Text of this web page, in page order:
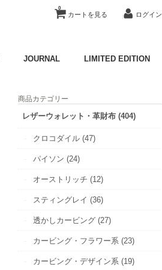
カートを見る
0
ログイン
JOURNAL LIMITED EDITION
商品カテゴリー
レザーウォレット・革財布 (404)
クロコダイル (47)
パイソン (24)
オーストリッチ (12)
スティングレイ (36)
透かしカービング (27)
カービング・フラワー系 (23)
カービング・デザイン系 (19)